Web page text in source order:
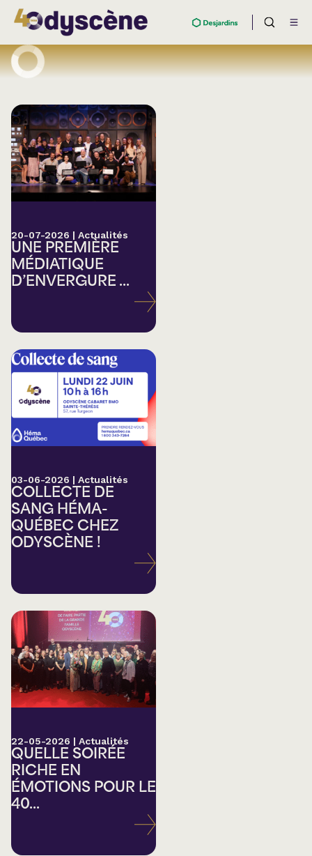
20-07-2026 | Actualités
UNE PREMIÈRE
MÉDIATIQUE
D’ENVERGURE ...
03-06-2026 | Actualités
COLLECTE DE
SANG HÉMA-
QUÉBEC CHEZ
ODYSCÈNE !
22-05-2026 | Actualités
QUELLE SOIRÉE
RICHE EN
ÉMOTIONS POUR LE
40...